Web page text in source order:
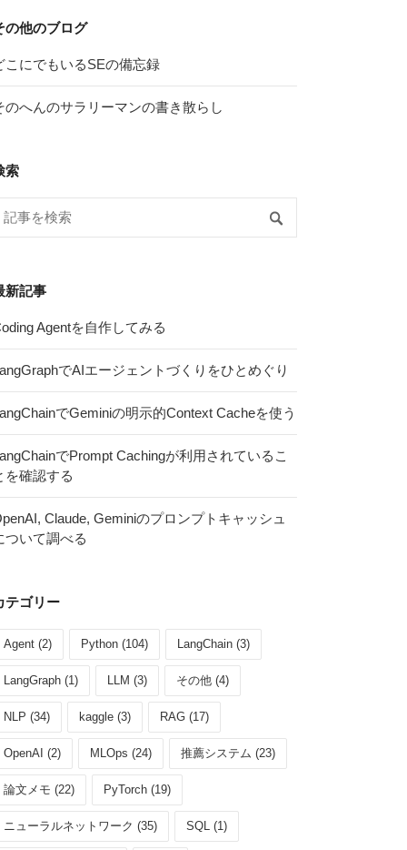
の他のブログ
こにでもいるSEの備忘録
のへんのサラリーマンの書き散らし
索
新記事
Agentを自作してみる
でAIエージェントづくりをひとめぐり
でGeminiの明示的Context Cacheを使う
でPrompt Cachingが利用されているこ
を確認する
Claude, Geminiのプロンプトキャッシュ
ついて調べる
テゴリー
Agent (2) Python (104) LangChain (3)
LangGraph (1) LLM (3) その他 (4)
NLP (34) kaggle (3) RAG (17)
OpenAI (2) MLOps (24) 推薦システム (23)
論文メモ (22) PyTorch (19)
ニューラルネットワーク (35) SQL (1)